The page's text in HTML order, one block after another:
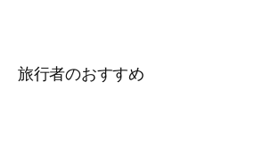
旅行者のおすすめ